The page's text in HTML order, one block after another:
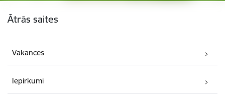
Ātrās saites
Vakances
Iepirkumi